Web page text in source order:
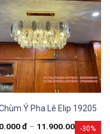
-30%
Ý Pha Lê Elip 19205
đ – 11.900.000 đ